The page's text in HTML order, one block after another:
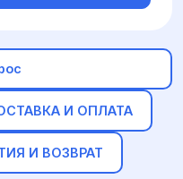
И ОПЛАТА
И ВОЗВРАТ